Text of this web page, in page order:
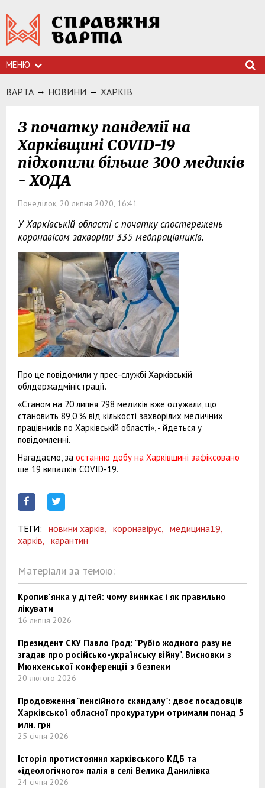
МЕНЮ
ВАРТА НОВИНИ ХАРКIВ
З початку пандемії на
Харківщині COVID-19
підхопили більше 300 медиків
- ХОДА
Понеділок, 20 липня 2020, 16:41
У Харківській області с початку спостережень
коронавісом захворіли 335 медпрацівників.
Про це повідомили у прес-службі Харківській
облдержадміністрації.
«Станом на 20 липня 298 медиків вже одужали, що
становить 89,0 % від кількості захворілих медичних
працівників по Харківській області», - йдеться у
повідомленні.
Нагадаємо, за останню добу на Харківщині зафіксовано
ще 19 випадків COVID-19.
ТЕГИ: новини харків, коронавірус,
медицина19,
харків,
карантин
Матеріали за темою:
Кропив'янка у дітей: чому виникає і як правильно
лікувати
16 липня 2026
Президент СКУ Павло Грод: "Рубіо жодного разу не
згадав про російсько-українську війну". Висновки з
Мюнхенської конференції з безпеки
20 лютого 2026
Продовження "пенсійного скандалу": двоє посадовців
Харківської обласної прокуратури отримали понад 5
млн. грн
25 січня 2026
Історія протистояння харківського КДБ та
«ідеологічного» палія в селі Велика Данилівка
24 січня 2026